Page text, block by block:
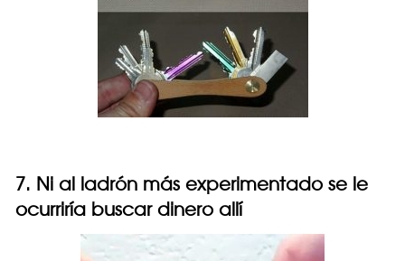
7. Ni al ladrón más experimentado se le
ocurriría buscar dinero allí